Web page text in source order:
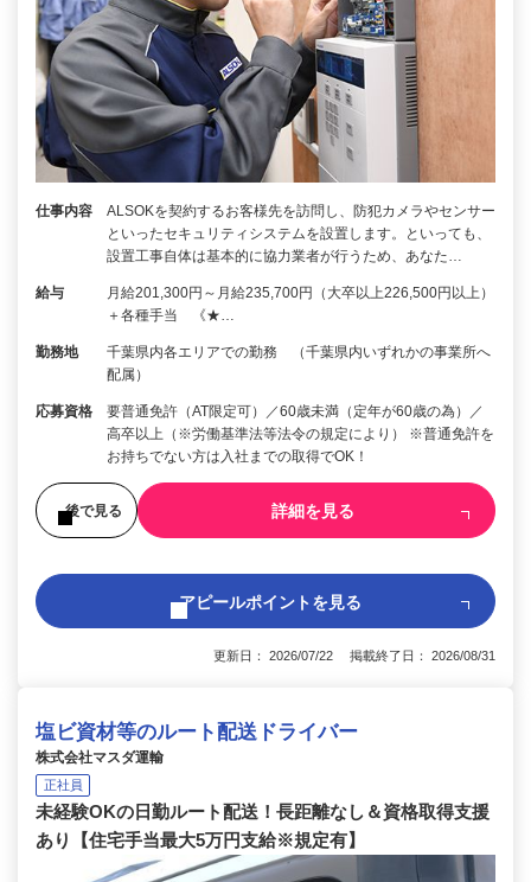
仕事内容
ALSOKを契約するお客様先を訪問し、防犯カメラやセンサー
といったセキュリティシステムを設置します。といっても、
設置工事自体は基本的に協力業者が行うため、あなた…
給与
月給201,300円～月給235,700円（大卒以上226,500円以上）
＋各種手当 《★…
勤務地
千葉県内各エリアでの勤務 （千葉県内いずれかの事業所へ
配属）
応募資格
要普通免許（AT限定可）／60歳未満（定年が60歳の為）／
高卒以上（※労働基準法等法令の規定により） ※普通免許を
お持ちでない方は入社までの取得でOK！
後で見る 詳細を見る
アピールポイントを見る
更新日： 2026/07/22 掲載終了日： 2026/08/31
塩ビ資材等のルート配送ドライバー
株式会社マスダ運輸
正社員
未経験OKの日勤ルート配送！長距離なし＆資格取得支援
あり【住宅手当最大5万円支給※規定有】